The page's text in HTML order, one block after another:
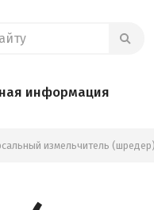
информация
измельчитель (шредер)